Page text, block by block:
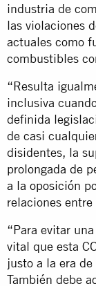
industria de
las violaciones
actuales como
combustibles
“Resulta
inclusiva
definida
de casi
disidentes, la
prolongada de
a la oposición
relaciones
“Para evitar
vital que esta
justo a la era
También debe